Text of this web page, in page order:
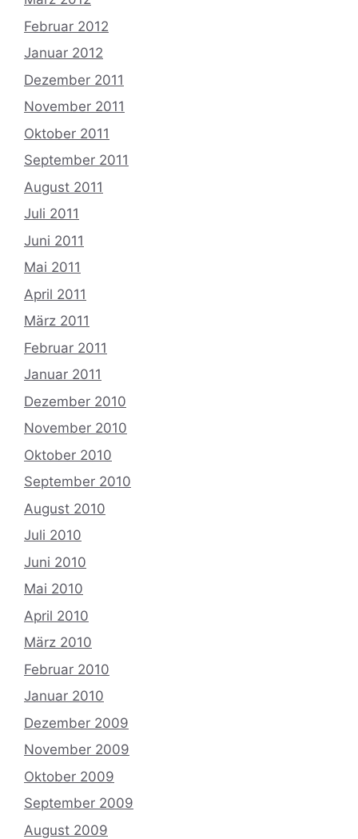
Februar 2012
Januar 2012
Dezember 2011
November 2011
Oktober 2011
September 2011
August 2011
Juli 2011
Juni 2011
Mai 2011
April 2011
März 2011
Februar 2011
Januar 2011
Dezember 2010
November 2010
Oktober 2010
September 2010
August 2010
Juli 2010
Juni 2010
Mai 2010
April 2010
März 2010
Februar 2010
Januar 2010
Dezember 2009
November 2009
Oktober 2009
September 2009
August 2009